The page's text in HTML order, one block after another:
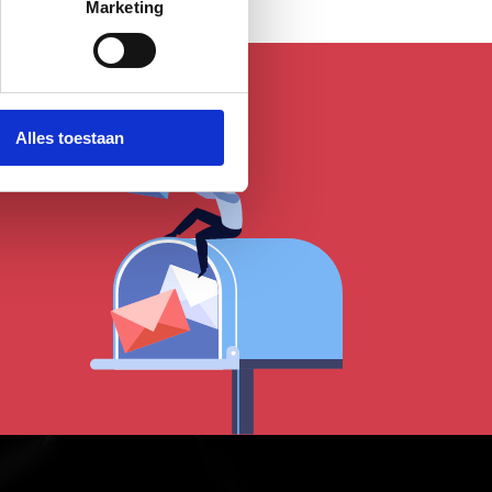
Marketing
Alles toestaan